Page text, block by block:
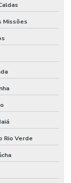
Missões
Rio Verde